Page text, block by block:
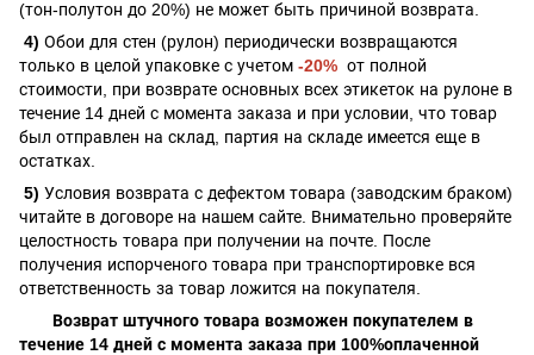
(тон-полутон до 20%) не может быть причиной возврата.
4) Обои для стен (рулон) периодически возвращаются
только в целой упаковке с учетом -20% от полной
стоимости, при возврате основных всех этикеток на рулоне в
течение 14 дней с момента заказа и при условии, что товар
был отправлен на склад, партия на складе имеется еще в
остатках.
5) Условия возврата с дефектом товара (заводским браком)
читайте в договоре на нашем сайте. Внимательно проверяйте
целостность товара при получении на почте. После
получения испорченого товара при транспортировке вся
ответственность за товар ложится на покупателя.
Возврат штучного товара возможен покупателем в
течение 14 дней с момента заказа при 100%оплаченной